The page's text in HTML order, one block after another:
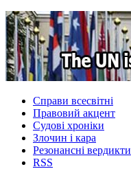
Справи всесвітні
Правовий акцент
Судові хроніки
Злочин і кара
Резонансні вердикти
RSS